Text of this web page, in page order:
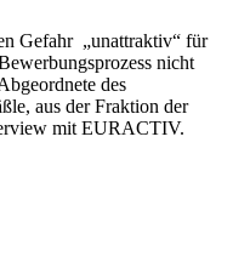
Gefahr „unattraktiv“ für
nicht
des
aus der Fraktion der
mit EURACTIV.